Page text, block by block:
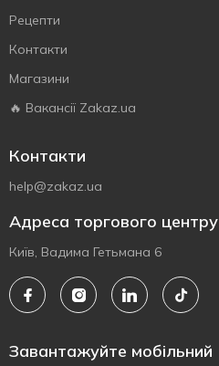
Рецепти
Контакти
Магазини
🔥 Вакансії Zakaz.ua
Контакти
help@zakaz.ua
Адреса торгового центру
Київ, Вадима Гетьмана 6
Завантажуйте мобільний